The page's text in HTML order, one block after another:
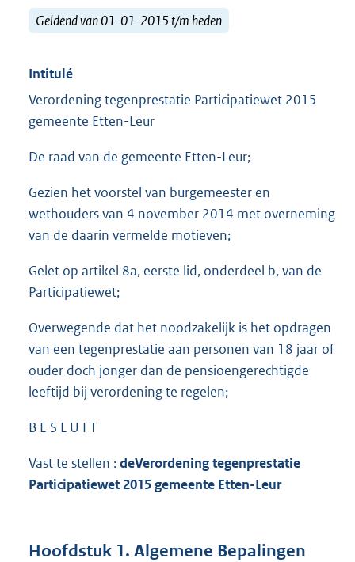
Geldend van 01-01-2015 t/m heden
Intitulé
Verordening tegenprestatie Participatiewet 2015
gemeente Etten-Leur
De raad van de gemeente Etten-Leur;
Gezien het voorstel van burgemeester en
wethouders van 4 november 2014 met overneming
van de daarin vermelde motieven;
Gelet op artikel 8a, eerste lid, onderdeel b, van de
Participatiewet;
Overwegende dat het noodzakelijk is het opdragen
van een tegenprestatie aan personen van 18 jaar of
ouder doch jonger dan de pensioengerechtigde
leeftijd bij verordening te regelen;
B E S L U I T
Vast te stellen :deVerordening tegenprestatie
Participatiewet 2015 gemeente Etten-Leur
Hoofdstuk 1. Algemene Bepalingen